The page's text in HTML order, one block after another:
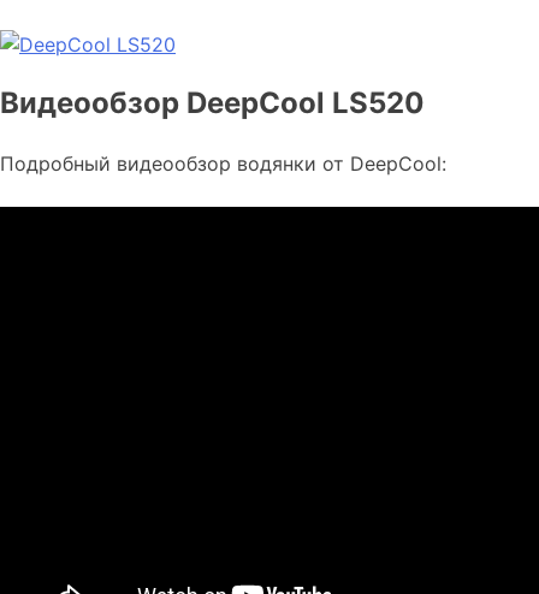
Видеообзор DeepCool LS520
Подробный видеообзор водянки от DeepCool: